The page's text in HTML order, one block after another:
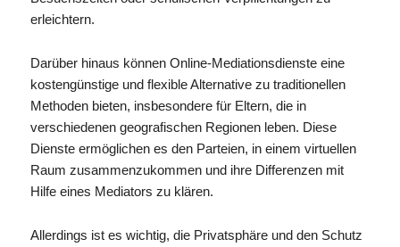
erleichtern.
Darüber hinaus können Online-Mediationsdienste eine
kostengünstige und flexible Alternative zu traditionellen
Methoden bieten, insbesondere für Eltern, die in
verschiedenen geografischen Regionen leben. Diese
Dienste ermöglichen es den Parteien, in einem virtuellen
Raum zusammenzukommen und ihre Differenzen mit
Hilfe eines Mediators zu klären.
Allerdings ist es wichtig, die Privatsphäre und den Schutz